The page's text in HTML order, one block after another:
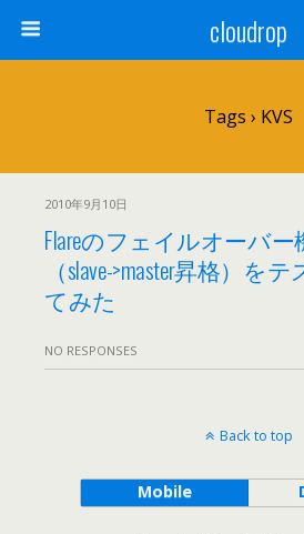
cloudrop
Tags › KVS
2010年9月10日
Flareのフェイルオーバー
（slave->master昇格）を
てみた
NO RESPONSES
Back to top
Mobile